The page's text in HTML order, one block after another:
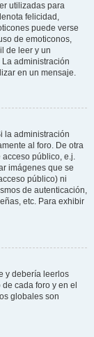
utilizadas para
felicidad,
puede verse
de emoticonos,
de leer y un
administración
en un mensaje.
la administración
al foro. De otra
público, e.j.
imágenes que se
público) ni
de autenticación,
etc. Para exhibir
y debería leerlos
cada foro y en el
globales son